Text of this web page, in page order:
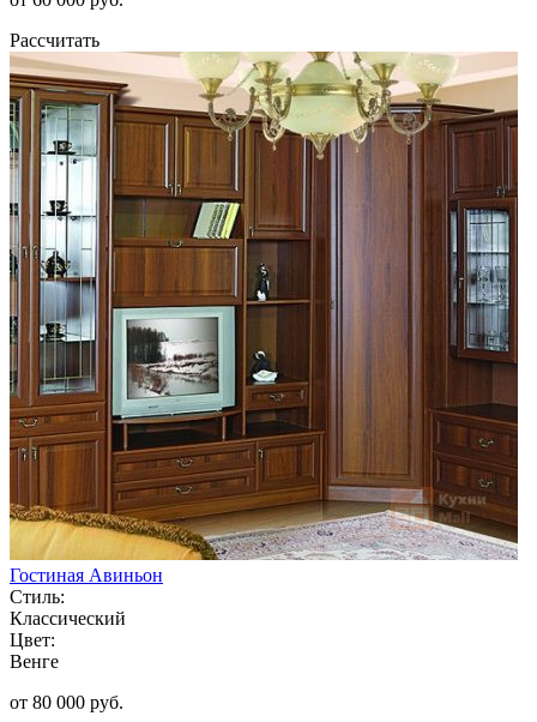
Рассчитать
Гостиная Авиньон
Стиль:
Классический
Цвет:
Венге
от 80 000 руб.